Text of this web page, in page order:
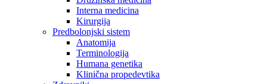
Interna medicina
Kirurgija
Predbolonjski sistem
Anatomija
Terminologija
Humana genetika
Klinična propedevtika